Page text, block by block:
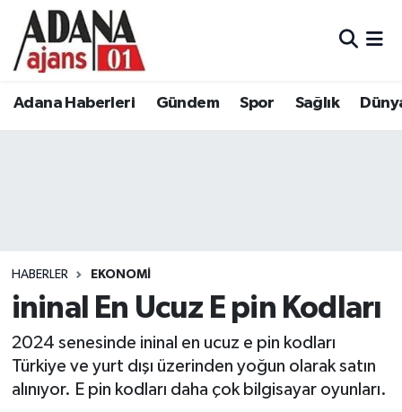
Adana Haberleri Gündem Spor Sağlık
HABERLER EKONOMI
ininal En Ucuz E pin Kodları
2024 senesinde ininal en ucuz e pin kodları
Türkiye ve yurt dışı üzerinden yoğun olarak satın
alınıyor. E pin kodları daha çok bilgisayar oyunları.
Adana Haberleri
Eğitim
Siyaset
Ekonomi
Adana Nöbetçi Eczaneler
Tüm Manşetler
Son Dakika Haberleri
Haber Arşivi